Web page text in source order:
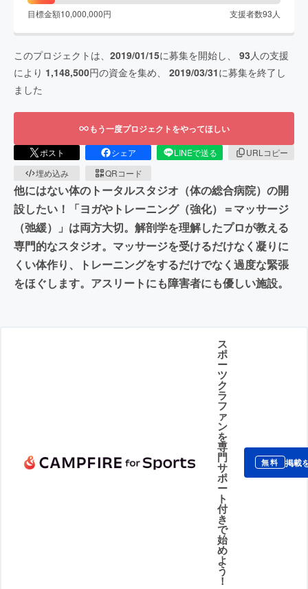
目標金額10,000,000円 支援者数93 人
このプロジェクトは、 2019/01/15に募集を開始し、 93 人の支援
により 1,148,500円の資金を集め、 2019/03/31に募集を終了し
ました
もう一度プロジェクトをやってほしい
ポスト シェア LINEで送る
URLコピー
埋め込み
QRコード
他にはない体のトータルスタジオ（体の総合病院）の開
設したい！「ヨガやトレーニング（強化）＝マッサージ
（弛緩）」は両方大切。解剖学を理解したプロが教える
専門的なスタジオ。マッサージを受けるだけなく凝りに
くい体作り、トレーニングをするだけでなく過度な緊張
をほぐします。アスリートにも障害者にも優しい施設。
ス
ポ
ー
ツ
ク
ラ
フ
ァ
ン
を
専
門
サ
ポ
ー
ト
付
き
で
始
め
よ
う
！
無料 掲載